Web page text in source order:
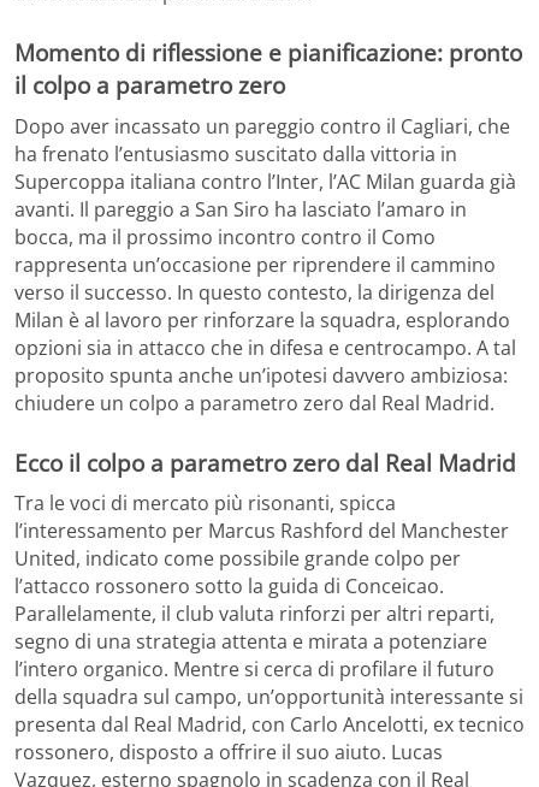
Momento di riflessione e pianificazione: pronto
il colpo a parametro zero
Dopo aver incassato un pareggio contro il Cagliari, che
ha frenato l’entusiasmo suscitato dalla vittoria in
Supercoppa italiana contro l’Inter, l’AC Milan guarda già
avanti. Il pareggio a San Siro ha lasciato l’amaro in
bocca, ma il prossimo incontro contro il Como
rappresenta un’occasione per riprendere il cammino
verso il successo. In questo contesto, la dirigenza del
Milan è al lavoro per rinforzare la squadra, esplorando
opzioni sia in attacco che in difesa e centrocampo. A tal
proposito spunta anche un’ipotesi davvero ambiziosa:
chiudere un colpo a parametro zero dal Real Madrid.
Ecco il colpo a parametro zero dal Real Madrid
Tra le voci di mercato più risonanti, spicca
l’interessamento per Marcus Rashford del Manchester
United, indicato come possibile grande colpo per
l’attacco rossonero sotto la guida di Conceicao.
Parallelamente, il club valuta rinforzi per altri reparti,
segno di una strategia attenta e mirata a potenziare
l’intero organico. Mentre si cerca di profilare il futuro
della squadra sul campo, un’opportunità interessante si
presenta dal Real Madrid, con Carlo Ancelotti, ex tecnico
rossonero, disposto a offrire il suo aiuto. Lucas
Vazquez, esterno spagnolo in scadenza con il Real